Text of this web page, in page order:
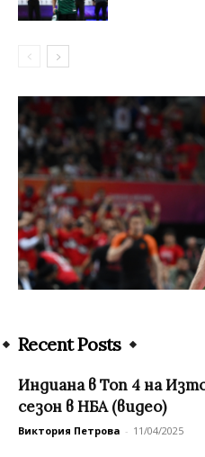
Recent Posts
Индиана в Топ 4 на
сезон в НБА (видео)
Виктория Петрова - 11/04/2025